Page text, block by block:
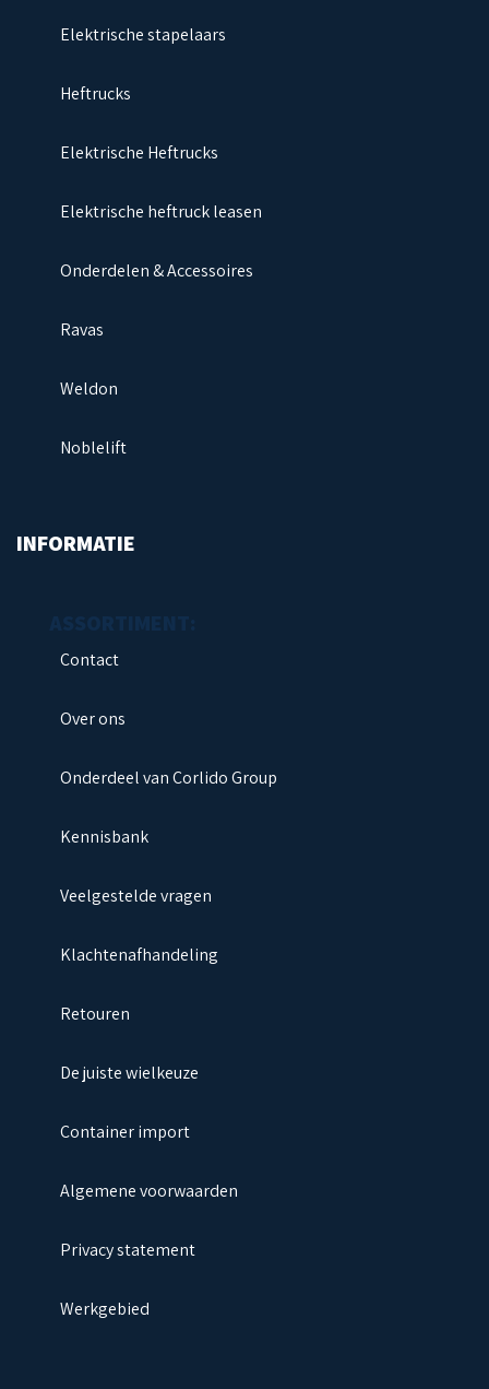
Elektrische stapelaars
Heftrucks
Elektrische Heftrucks
Elektrische heftruck leasen
Onderdelen & Accessoires
Ravas
Weldon
Noblelift
INFORMATIE
Contact
Over ons
Onderdeel van Corlido Group
Kennisbank
Veelgestelde vragen
Klachtenafhandeling
Retouren
De juiste wielkeuze
Container import
Algemene voorwaarden
Privacy statement
Werkgebied